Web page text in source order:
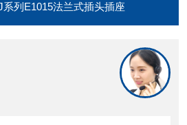
系列E1015法兰式插头插座